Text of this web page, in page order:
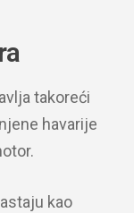
takoreći
havarije
kao